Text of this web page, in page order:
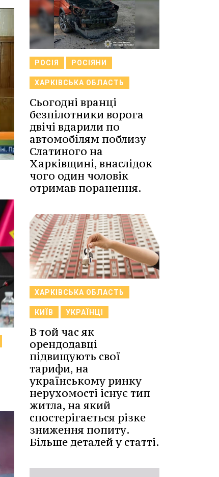
РОСІЯ РОСІЯНИ
ХАРКІВСЬКА ОБЛАСТЬ
Сьогодні вранці
безпілотники ворога
двічі вдарили по
автомобілям поблизу
Слатиного на
Харківщині, внаслідок
чого один чоловік
отримав поранення.
ХАРКІВСЬКА ОБЛАСТЬ
КИЇВ УКРАЇНЦІ
В той час як
орендодавці
підвищують свої
тарифи, на
українському ринку
нерухомості існує тип
житла, на який
спостерігається різке
зниження попиту.
Більше деталей у статті.